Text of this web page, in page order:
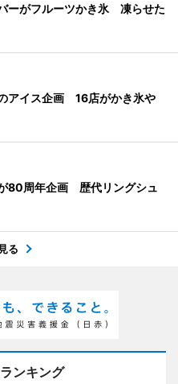
ーがフルーツかき氷 凍らせた
アイス企画 16店がかき氷や
80周年企画 歴代リングシュ
る
ンキング